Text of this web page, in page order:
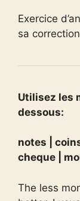
Exercice
sa
Utilisez les
dessous:
notes |
cheque |
The less